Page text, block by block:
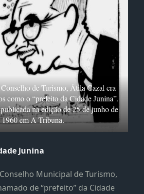
de Turismo, Átila Cazal era
como o “prefeito da Cidade Junina”.
na edição de 25 de junho de
1960 em A Tribuna.
Junina
Municipal de Turismo,
de “prefeito” da Cidade